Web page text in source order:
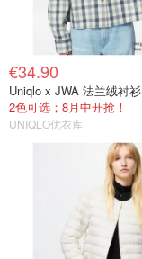
€34.90
Uniqlo x JWA 法兰绒衬衫
2色可选；8月中开抢！
UNIQLO优衣库